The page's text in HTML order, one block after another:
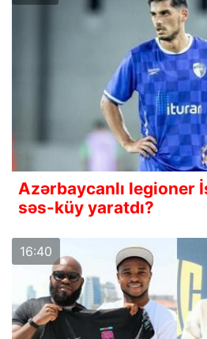
Azərbaycanlı legioner
səs-küy yaratdı?
16:40